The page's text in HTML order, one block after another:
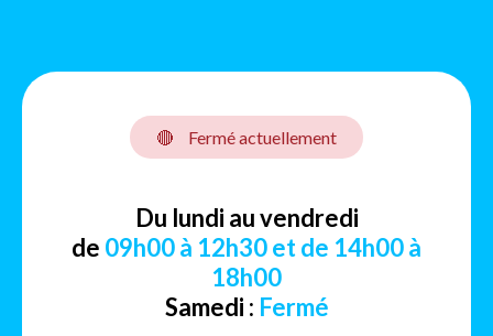
🔴 Fermé actuellement
Du lundi au vendredi
de 09h00 à 12h30 et de 14h00 à
18h00
Samedi : Fermé